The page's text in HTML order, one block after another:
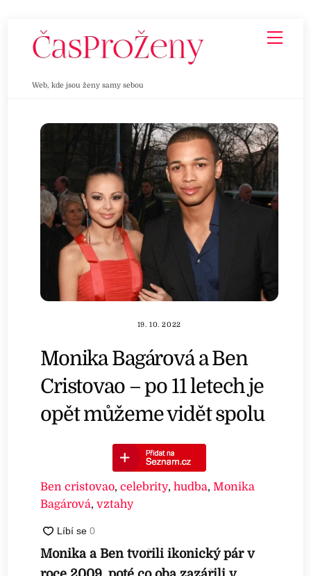
Web, kde jsou ženy samy sebou
19. 10. 2022
Monika Bagárová a Ben
Cristovao – po 11 letech je
opět můžeme vidět spolu
Ben cristovao,celebrity,hudba,Monika
Bagárová,vztahy
Monika a Ben tvořili ikonický pár v